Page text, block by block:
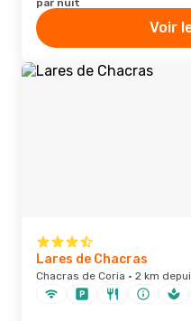
par nuit
Voir
Lares de Chacras
Chacras de Coria · 2 km